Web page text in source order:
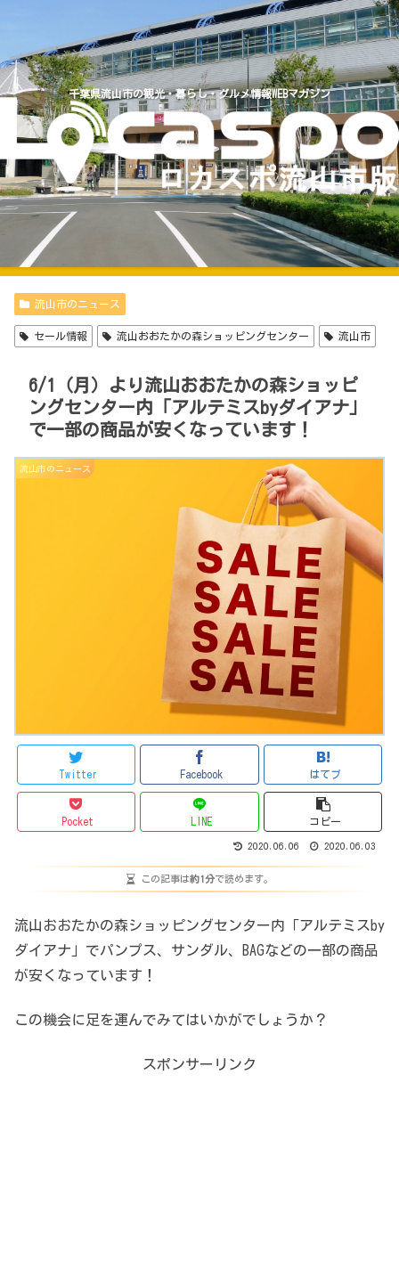
千葉県流山市の観光・暮らし・グルメ情報WEBマガジン
流山市のニュース
セール情報 流山おおたかの森ショッピングセンター 流山市
6/1（月）より流山おおたかの森ショッピ
ングセンター内「アルテミスbyダイアナ」
で一部の商品が安くなっています！
流山市のニュース
Twitter Facebook はてブ
Pocket LINE コピー
2020.06.06 2020.06.03
この記事は約1分で読めます。
流山おおたかの森ショッピングセンター内「アルテミスby
ダイアナ」でパンプス、サンダル、BAGなどの一部の商品
が安くなっています！
この機会に足を運んでみてはいかがでしょうか？
スポンサーリンク